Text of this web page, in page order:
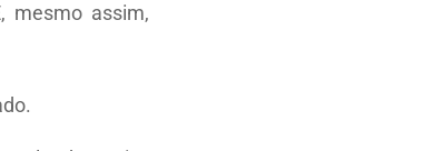
mesmo assim,